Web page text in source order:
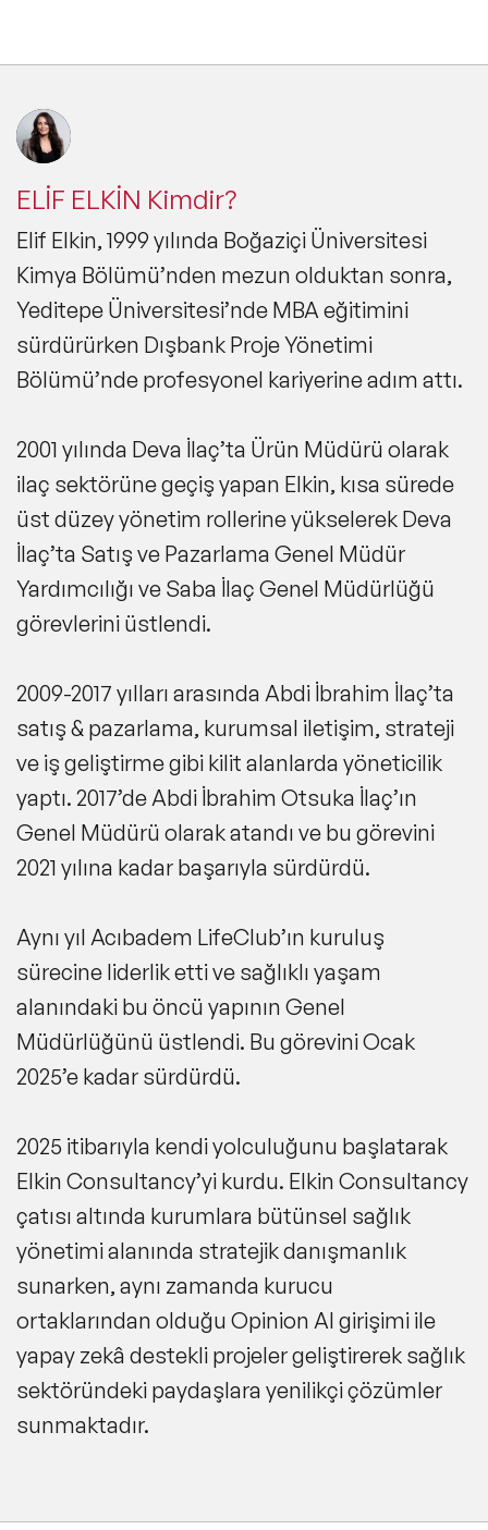
ELİF ELKİN Kimdir?
Elif Elkin, 1999 yılında Boğaziçi Üniversitesi
Kimya Bölümü’nden mezun olduktan sonra,
Yeditepe Üniversitesi’nde MBA eğitimini
sürdürürken Dışbank Proje Yönetimi
Bölümü’nde profesyonel kariyerine adım attı.
2001 yılında Deva İlaç’ta Ürün Müdürü olarak
ilaç sektörüne geçiş yapan Elkin, kısa sürede
üst düzey yönetim rollerine yükselerek Deva
İlaç’ta Satış ve Pazarlama Genel Müdür
Yardımcılığı ve Saba İlaç Genel Müdürlüğü
görevlerini üstlendi.
2009-2017 yılları arasında Abdi İbrahim İlaç’ta
satış & pazarlama, kurumsal iletişim, strateji
ve iş geliştirme gibi kilit alanlarda yöneticilik
yaptı. 2017’de Abdi İbrahim Otsuka İlaç’ın
Genel Müdürü olarak atandı ve bu görevini
2021 yılına kadar başarıyla sürdürdü.
Aynı yıl Acıbadem LifeClub’ın kuruluş
sürecine liderlik etti ve sağlıklı yaşam
alanındaki bu öncü yapının Genel
Müdürlüğünü üstlendi. Bu görevini Ocak
2025’e kadar sürdürdü.
2025 itibarıyla kendi yolculuğunu başlatarak
Elkin Consultancy’yi kurdu. Elkin Consultancy
çatısı altında kurumlara bütünsel sağlık
yönetimi alanında stratejik danışmanlık
sunarken, aynı zamanda kurucu
ortaklarından olduğu Opinion AI girişimi ile
yapay zekâ destekli projeler geliştirerek sağlık
sektöründeki paydaşlara yenilikçi çözümler
sunmaktadır.